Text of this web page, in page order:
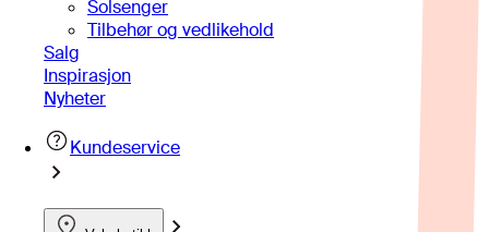
Solsenger
Tilbehør og vedlikehold
Salg
Inspirasjon
Nyheter
Kundeservice